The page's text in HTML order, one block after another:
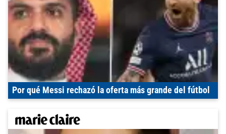
Por qué Messi rechazó la oferta más grande del fútbol